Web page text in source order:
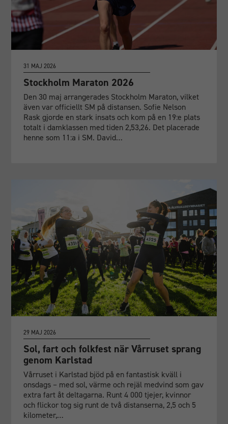
31 MAJ 2026
Stockholm Maraton 2026
Den 30 maj arrangerades Stockholm Maraton, vilket
även var officiellt SM på distansen. Sofie Nelson
Rask gjorde en stark insats och kom på en 19:e plats
totalt i damklassen med tiden 2,53,26. Det placerade
henne som 11:a i SM. David…
29 MAJ 2026
Sol, fart och folkfest när Vårruset sprang
genom Karlstad
Vårruset i Karlstad bjöd på en fantastisk kväll i
onsdags – med sol, värme och rejäl medvind som gav
extra fart åt deltagarna. Runt 4 000 tjejer, kvinnor
och flickor tog sig runt de två distanserna, 2,5 och 5
kilometer,…
Nödvändiga